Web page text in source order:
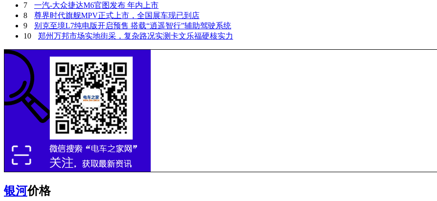
7
一汽-大众捷达M6官图发布 年内上市
8
尊界时代旗舰MPV正式上市，全国展车现已到店
9
别克至境L7纯电版开启预售 搭载“逍遥智行”辅助驾驶系统
10
郑州万邦市场实地街采，复杂路况实测卡文乐福硬核实力
银河价格